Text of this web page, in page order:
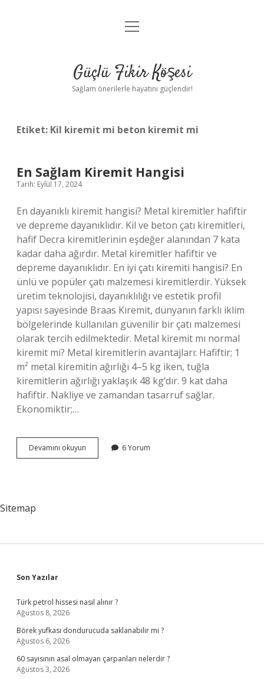
Anasayfa
Yasal Uyarı
menüyü
Güçlü Fikir Köşesi
Sağlam önerilerle hayatını güçlendir!
Etiket: Kil kiremit mi beton kiremit mi
En Sağlam Kiremit Hangisi
Tarih: Eylül 17, 2024
En dayanıklı kiremit hangisi? Metal kiremitler hafiftir
ve depreme dayanıklıdır. Kil ve beton çatı kiremitleri,
hafif Decra kiremitlerinin eşdeğer alanından 7 kata
kadar daha ağırdır. Metal kiremitler hafiftir ve
depreme dayanıklıdır. En iyi çatı kiremiti hangisi? En
ünlü ve popüler çatı malzemesi kiremitlerdir. Yüksek
üretim teknolojisi, dayanıklılığı ve estetik profil
yapısı sayesinde Braas Kiremit, dünyanın farklı iklim
bölgelerinde kullanılan güvenilir bir çatı malzemesi
olarak tercih edilmektedir. Metal kiremit mı normal
kiremit mi? Metal kiremitlerin avantajları: Hafiftir; 1
m² metal kiremitin ağırlığı 4–5 kg iken, tuğla
kiremitlerin ağırlığı yaklaşık 48 kg’dır. 9 kat daha
hafiftir. Nakliye ve zamandan tasarruf sağlar.
Ekonomiktir;…
Devamını okuyun
Sağlam
6 Yorum
Sitemap
Sidebar
Son Yazılar
Türk petrol hissesi nasıl alınır ?
Ağustos 8, 2026
Börek yufkası dondurucuda saklanabilir mi ?
Ağustos 6, 2026
60 sayısının asal olmayan çarpanları nelerdir ?
Ağustos 3, 2026